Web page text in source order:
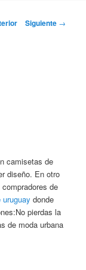
Siguiente →
camisetas de
diseño. En otro
de
donde
pierdas la
de moda urbana